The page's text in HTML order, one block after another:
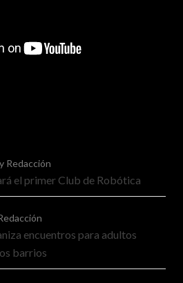
Redacción
el primer Club de Robótica
encuentros para adultos
barrios